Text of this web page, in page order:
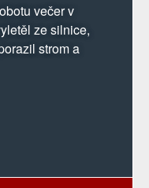
večer v
ze silnice,
strom a